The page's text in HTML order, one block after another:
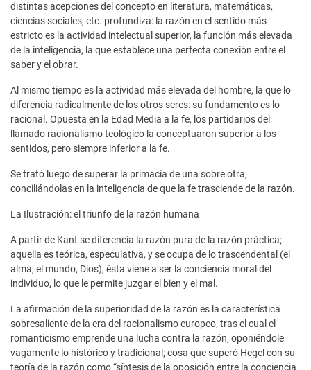
distintas acepciones del concepto en literatura, matemáticas,
ciencias sociales, etc. profundiza: la razón en el sentido más
estricto es la actividad intelectual superior, la función más elevada
de la inteligencia, la que establece una perfecta conexión entre el
saber y el obrar.
Al mismo tiempo es la actividad más elevada del hombre, la que lo
diferencia radicalmente de los otros seres: su fundamento es lo
racional. Opuesta en la Edad Media a la fe, los partidarios del
llamado racionalismo teológico la conceptuaron superior a los
sentidos, pero siempre inferior a la fe.
Se trató luego de superar la primacía de una sobre otra,
conciliándolas en la inteligencia de que la fe trasciende de la razón.
La Ilustración: el triunfo de la razón humana
A partir de Kant se diferencia la razón pura de la razón práctica;
aquella es teórica, especulativa, y se ocupa de lo trascendental (el
alma, el mundo, Dios), ésta viene a ser la conciencia moral del
individuo, lo que le permite juzgar el bien y el mal.
La afirmación de la superioridad de la razón es la característica
sobresaliente de la era del racionalismo europeo, tras el cual el
romanticismo emprende una lucha contra la razón, oponiéndole
vagamente lo histórico y tradicional; cosa que superó Hegel con su
teoría de la razón como “síntesis de la oposición entre la conciencia